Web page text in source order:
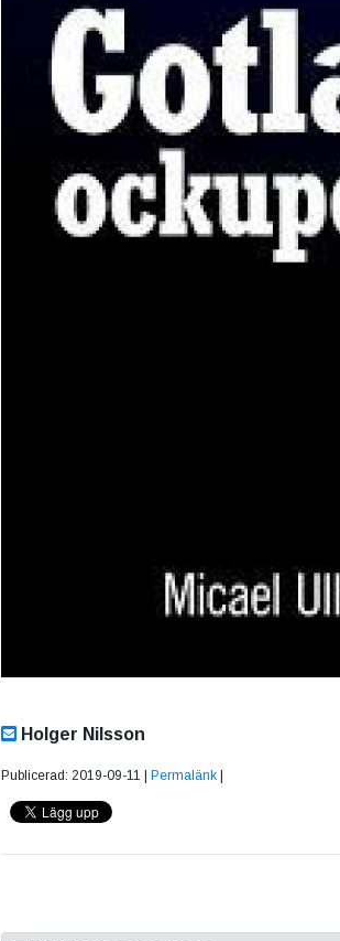
Holger Nilsson
Publicerad: 2019-09-11 | Permalänk |